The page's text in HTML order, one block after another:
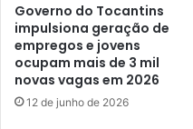
Governo do Tocantins
impulsiona geração de
empregos e jovens
ocupam mais de 3 mil
novas vagas em 2026
12 de junho de 2026